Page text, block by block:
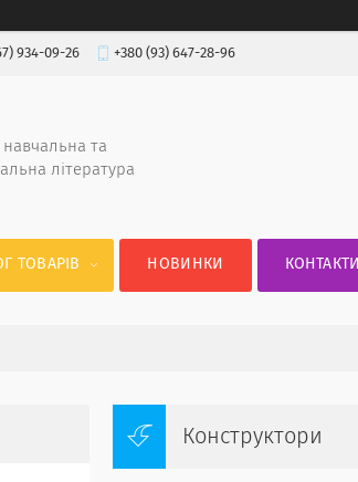
934-09-26 +380 (93) 647-28-96
та
література
ТОВАРІВ НОВИНКИ КОНТАКТИ
Конструктори